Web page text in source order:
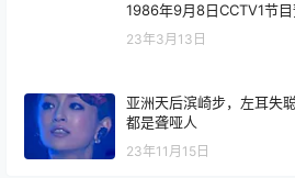
1986年9月8日CCTV1节
23年3月13日
亚洲天后滨崎步，左耳失
都是聋哑人
23年11月15日